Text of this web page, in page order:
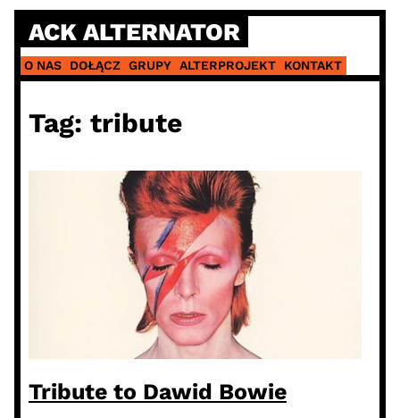
Skip
content
ACK ALTERNATOR
O NAS DOŁĄCZ GRUPY ALTERPROJEKT KONTAKT
Tag: tribute
Tribute to Dawid Bowie